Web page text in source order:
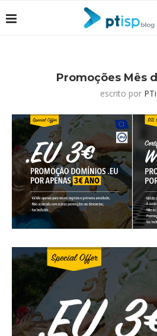
Promoções Mês
escrito por